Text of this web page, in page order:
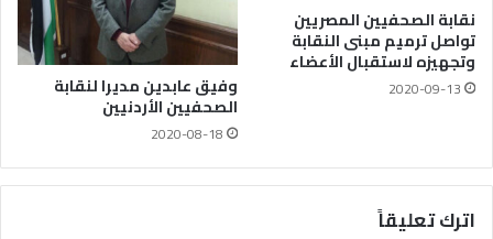
نقابة الصحفيين المصريين
تواصل ترميم مبنى النقابة
وتجهيزه لاستقبال الأعضاء
2020-09-13 وفيق عابدين مديرا لنقابة
الصحفيين الأردنيين
2020-08-18
اترك تعليقاً